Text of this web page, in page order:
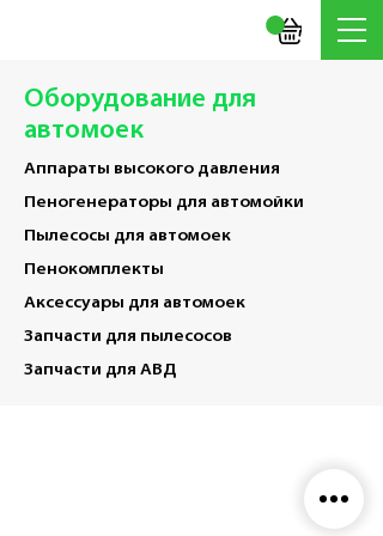
Оборудование для
автомоек
Аппараты высокого давления
Пеногенераторы для автомойки
Пылесосы для автомоек
Пенокомплекты
Аксессуары для автомоек
Запчасти для пылесосов
Запчасти для АВД